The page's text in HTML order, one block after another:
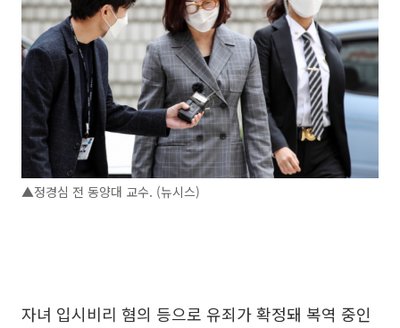
▲정경심 전 동양대 교수. (뉴시스)
자녀 입시비리 혐의 등으로 유죄가 확정돼 복역 중인